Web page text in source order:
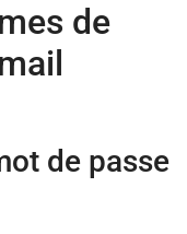
de
de passe